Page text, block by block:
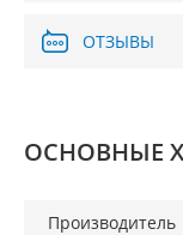
ОТЗЫВЫ
ОСНОВНЫЕ
Производитель